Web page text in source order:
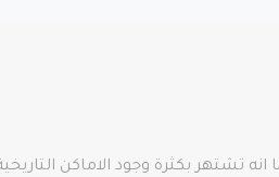
تشتهر بكثرة وجود الاماكن